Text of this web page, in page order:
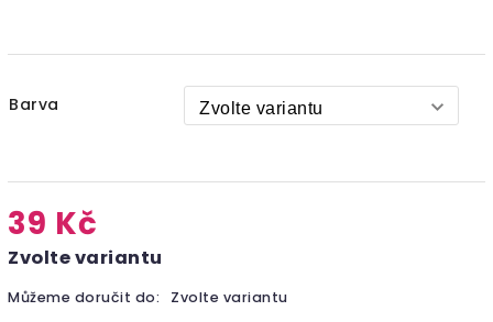
Barva
39 Kč
Zvolte variantu
Můžeme doručit do: Zvolte variantu